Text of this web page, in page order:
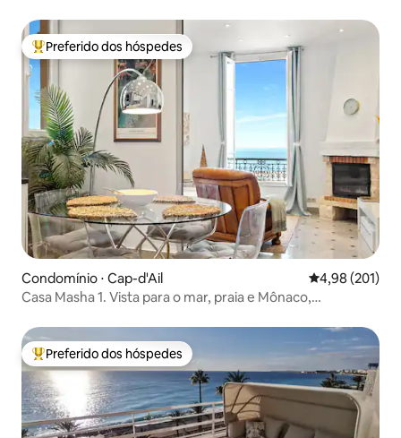
Entre os melhores preferidos dos hóspedes
Preferido dos hóspedes
Condomínio ⋅ Cap-d'Ail 4,98 de uma
4,98 (201)
Casa Masha 1. Vista para o mar, praia e Mônaco,
Entre os melhores preferidos dos hóspedes
Preferido dos hóspedes